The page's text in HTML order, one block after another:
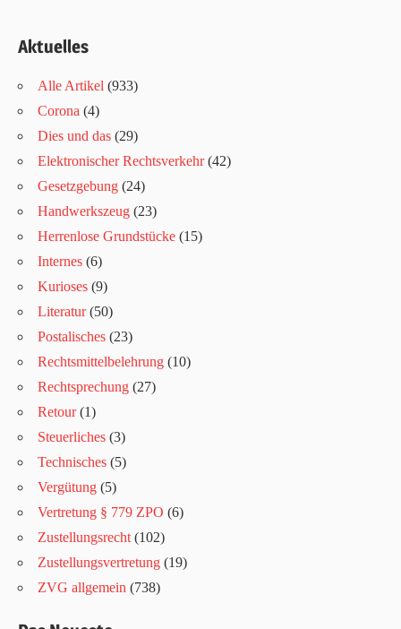
Aktuelles
Alle Artikel (933)
Corona (4)
Dies und das (29)
Elektronischer Rechtsverkehr(42)
Gesetzgebung (24)
Handwerkszeug (23)
Herrenlose Grundstücke (15)
Internes (6)
Kurioses (9)
Literatur(50)
Postalisches (23)
Rechtsmittelbelehrung (10)
Rechtsprechung (27)
Retour(1)
Steuerliches (3)
Technisches (5)
Vergütung (5)
Vertretung § 779 ZPO (6)
Zustellungsrecht (102)
Zustellungsvertretung (19)
ZVG allgemein (738)